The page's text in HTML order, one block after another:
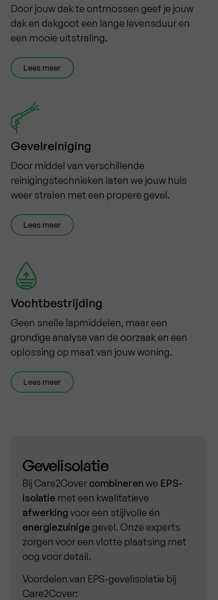
Door jouw dak te ontmossen geef je jouw
dak en dakgoot een lange levensduur en
een mooie uitstraling.
Lees meer
Gevelreiniging
Door middel van verschillende
reinigingstechnieken laten we jouw huis
weer stralen met een propere gevel.
Lees meer
Vochtbestrijding
Geen snelle lapmiddelen, maar een
grondige analyse van de oorzaak en een
oplossing op maat van jouw woning.
Lees meer
Gevelisolatie
Bij Care2Cover combineren we EPS-
isolatie met een kwalitatieve
afwerking voor een stijlvolle én
energiezuinige gevel. Onze experts
zorgen voor een vlotte plaatsing met
oog voor detail.
Voordelen van EPS-gevelisolatie bij
Care2Cover: